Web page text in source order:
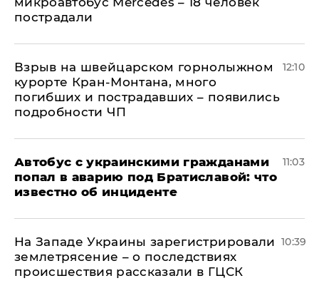
пострадали
Взрыв на швейцарском горнолыжном
курорте Кран-Монтана, много
погибших и пострадавших – появились
подробности ЧП
12:10
Автобус с украинскими гражданами
попал в аварию под Братиславой: что
известно об инциденте
11:03
На Западе Украины зарегистрировали
землетрясение – о последствиях
происшествия рассказали в ГЦСК
10:39